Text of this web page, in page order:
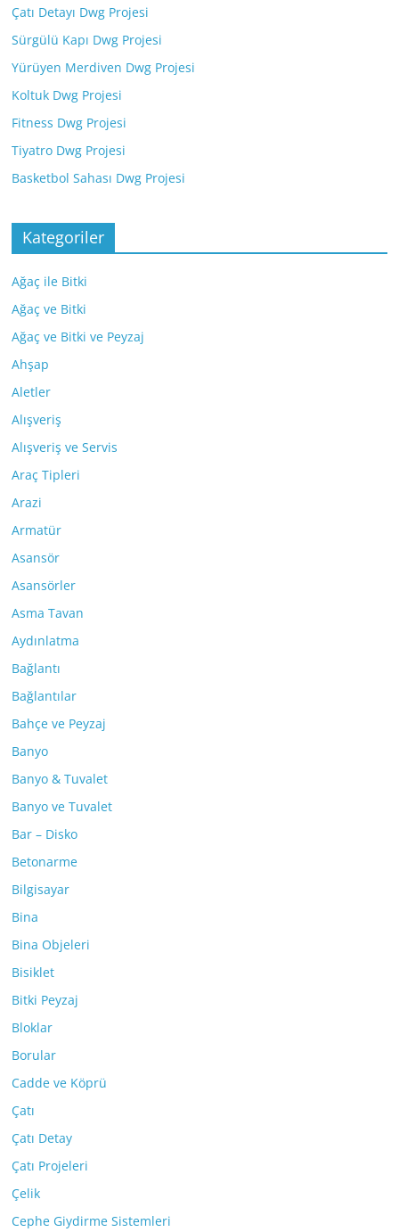
Çatı Detayı Dwg Projesi
Sürgülü Kapı Dwg Projesi
Yürüyen Merdiven Dwg Projesi
Koltuk Dwg Projesi
Fitness Dwg Projesi
Tiyatro Dwg Projesi
Basketbol Sahası Dwg Projesi
Kategoriler
Ağaç ile Bitki
Ağaç ve Bitki
Ağaç ve Bitki ve Peyzaj
Ahşap
Aletler
Alışveriş
Alışveriş ve Servis
Araç Tipleri
Arazi
Armatür
Asansör
Asansörler
Asma Tavan
Aydınlatma
Bağlantı
Bağlantılar
Bahçe ve Peyzaj
Banyo
Banyo & Tuvalet
Banyo ve Tuvalet
Bar – Disko
Betonarme
Bilgisayar
Bina
Bina Objeleri
Bisiklet
Bitki Peyzaj
Bloklar
Borular
Cadde ve Köprü
Çatı
Çatı Detay
Çatı Projeleri
Çelik
Cephe Giydirme Sistemleri